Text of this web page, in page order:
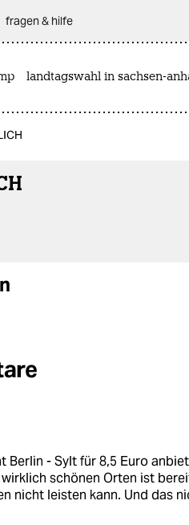
fragen & hilfe
landtagswahl in sachsen-
Berlin - Sylt für 8,5 Euro
schönen Orten ist
nicht leisten kann. Und das